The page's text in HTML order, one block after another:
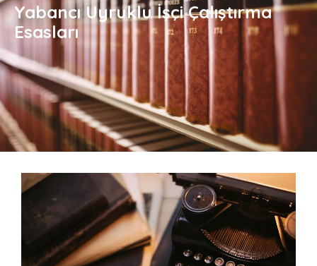
Yabancı Uyruklu İşçi Çalıştırma
Esasları